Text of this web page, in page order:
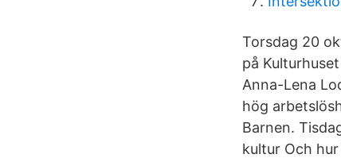
Torsdag 20
på
Anna-Lena
hög
Barnen.
kultur Och